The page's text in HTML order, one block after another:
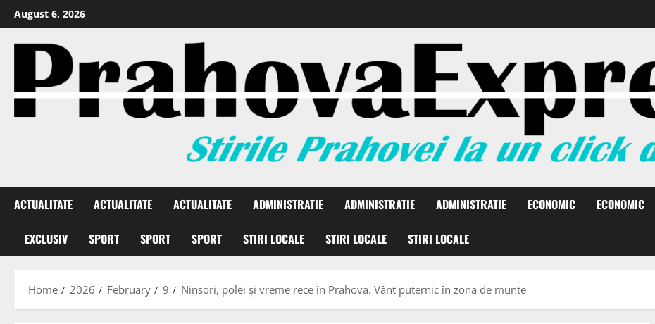
August 6, 2026
ACTUALITATE ACTUALITATE ACTUALITATE ADMINISTRATIE ADMINISTRATIE ADMINISTRATIE ECONOMIC ECONOMIC
EXCLUSIV SPORT SPORT SPORT STIRI LOCALE STIRI LOCALE STIRI LOCALE
Home 2026 February 9 Ninsori, polei și vreme rece în Prahova. Vânt puternic în zona de munte